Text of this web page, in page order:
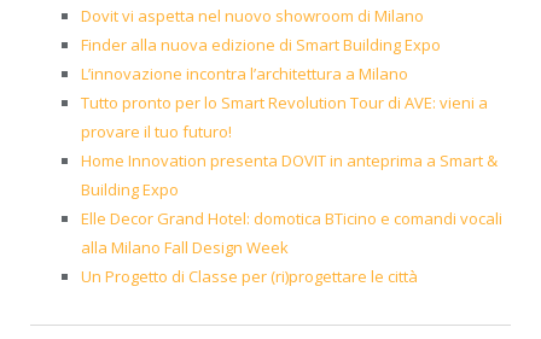
Dovit vi aspetta nel nuovo showroom di Milano
Finder alla nuova edizione di Smart Building Expo
L’innovazione incontra l’architettura a Milano
Tutto pronto per lo Smart Revolution Tour di AVE: vieni a
provare il tuo futuro!
Home Innovation presenta DOVIT in anteprima a Smart &
Building Expo
Elle Decor Grand Hotel: domotica BTicino e comandi vocali
alla Milano Fall Design Week
Un Progetto di Classe per (ri)progettare le città